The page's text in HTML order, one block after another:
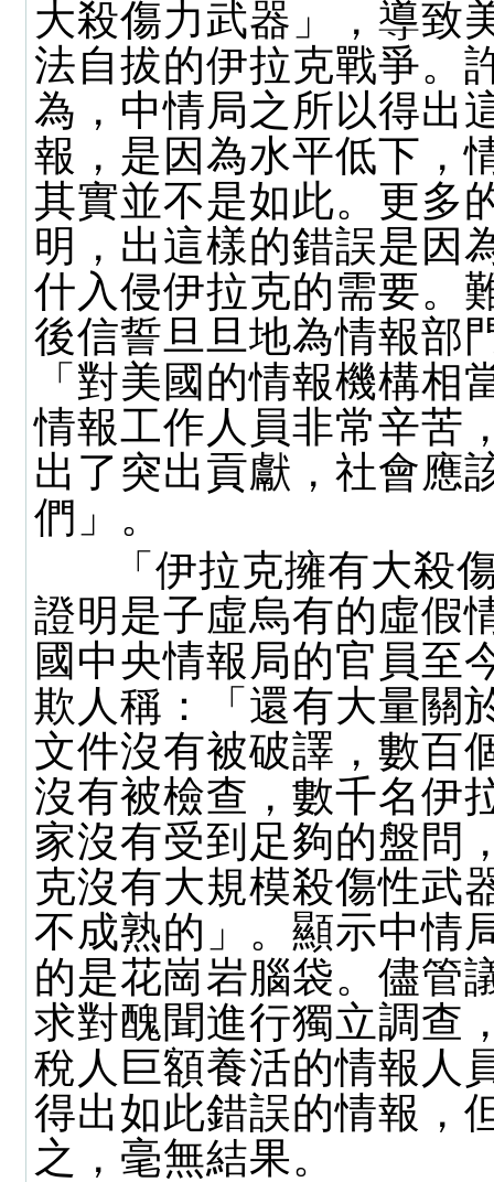
大殺傷力武器」，導致
法自拔的伊拉克戰爭。
為，中情局之所以得出
報，是因為水平低下，
其實並不是如此。更多
明，出這樣的錯誤是因
什入侵伊拉克的需要。
後信誓旦旦地為情報部
「對美國的情報機構相
情報工作人員非常辛苦
出了突出貢獻，社會應
們」。
「伊拉克擁有大殺
證明是子虛烏有的虛假
國中央情報局的官員至
欺人稱：「還有大量關
文件沒有被破譯，數百
沒有被檢查，數千名伊
家沒有受到足夠的盤問
克沒有大規模殺傷性武
不成熟的」。顯示中情
的是花崗岩腦袋。儘管
求對醜聞進行獨立調查
稅人巨額養活的情報人
得出如此錯誤的情報，
之，毫無結果。